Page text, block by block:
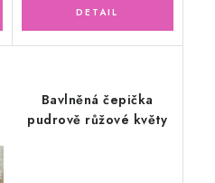
Bavlněná čepička
pudrově růžové květy